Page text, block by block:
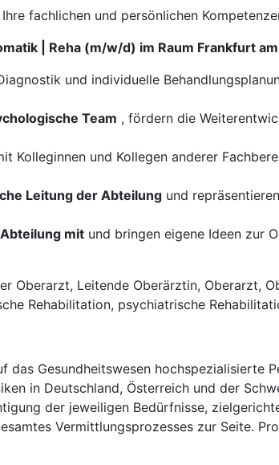
fachlichen und persönlichen
| Reha (m/w/d) im Raum Frankfurt
und individuelle
Team , fördern die
Kolleginnen und Kollegen anderer
Leitung der Abteilung und
mit und bringen eigene Ideen zur
Oberarzt, Leitende Oberärztin, Oberarzt,
Rehabilitation, psychiatrische
das Gesundheitswesen hochspezialisierte
in Deutschland, Österreich und der
der jeweiligen Bedürfnisse,
Vermittlungsprozesses zur Seite.